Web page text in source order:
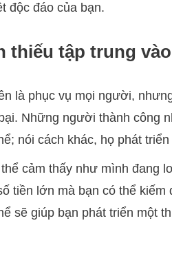
độc đáo của bạn.
thiếu tập trung
là phục vụ mọi người,
Những người thành công
nói cách khác, họ phát
cảm thấy như mình đang
tiền lớn mà bạn có thể
sẽ giúp bạn phát triển một